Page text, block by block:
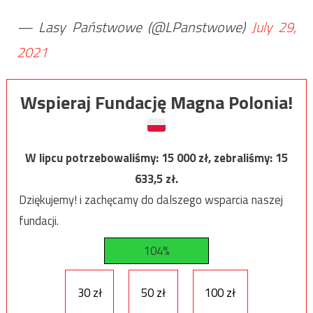
— Lasy Państwowe (@LPanstwowe) July 29,
2021
Wspieraj Fundację Magna Polonia!
W lipcu potrzebowaliśmy:15 000zł, zebraliśmy:15
633,5zł.
Dziękujemy! i zachęcamy do dalszego wsparcia naszej
fundacji.
104%
30 zł 50 zł 100 zł